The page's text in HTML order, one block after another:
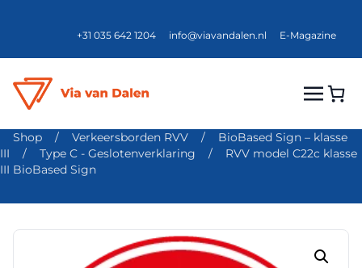
+31 035 642 1204 info@viavandalen.nl E-Magazine
Shop / Verkeersborden RVV /
BioBased Sign – klasse
III
/ Type C - Geslotenverklaring /
RVV model C22c klasse
III BioBased Sign